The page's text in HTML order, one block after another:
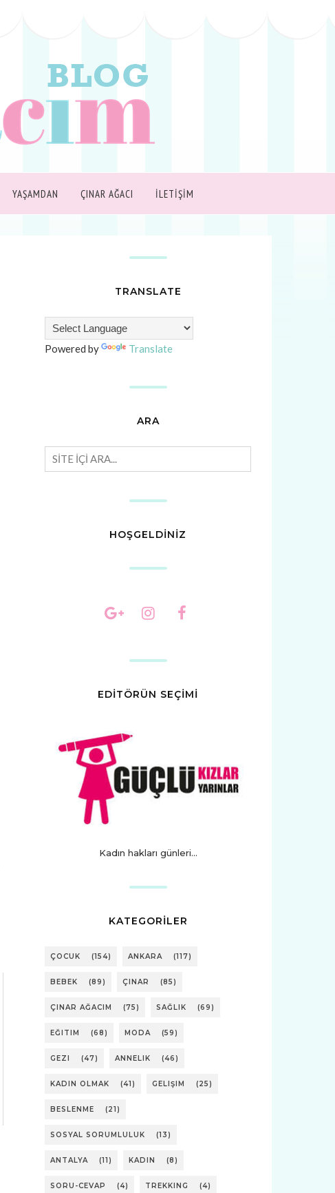
YAŞAMDAN ÇINAR AĞACI İLETİŞİM
TRANSLATE
Powered by Translate
ARA
HOŞGELDİNİZ
EDİTÖRÜN SEÇİMİ
Kadın hakları günleri...
KATEGORİLER
ÇOCUK (154) ANKARA (117)
BEBEK (89) ÇINAR (85)
ÇINAR AĞACIM (75) SAĞLIK (69)
EĞITIM (68) MODA (59)
GEZI (47) ANNELIK (46)
KADIN OLMAK (41) GELIŞIM (25)
BESLENME (21)
SOSYAL SORUMLULUK (13)
ANTALYA (11) KADIN (8)
SORU-CEVAP (4) TREKKING (4)